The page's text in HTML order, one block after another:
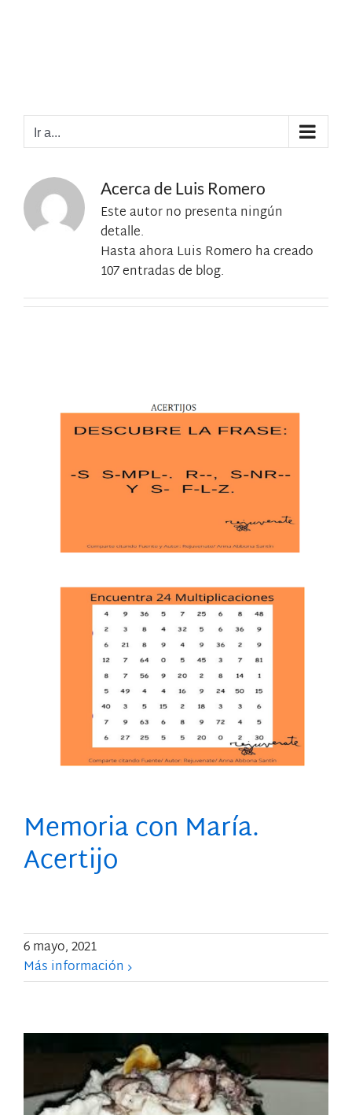
Ir a...
Acerca de Luis Romero
Este autor no presenta ningún
detalle.
Hasta ahora Luis Romero ha creado
107 entradas de blog.
Memoria con María.
Acertijo
6 mayo, 2021
Más información